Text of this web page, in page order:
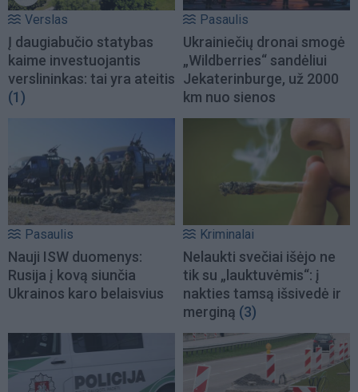
Verslas
Į daugiabučio statybas
kaime investuojantis
verslininkas: tai yra ateitis
(1)
Pasaulis
Ukrainiečių dronai smogė
„Wildberries“ sandėliui
Jekaterinburge, už 2000
km nuo sienos
Pasaulis
Nauji ISW duomenys:
Rusija į kovą siunčia
Ukrainos karo belaisvius
Kriminalai
Nelaukti svečiai išėjo ne
tik su „lauktuvėmis“: į
nakties tamsą išsivedė ir
merginą (3)